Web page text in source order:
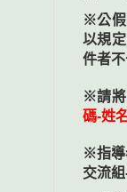
※公假
以規
件者不
※請將
碼-姓
※指導
交流組